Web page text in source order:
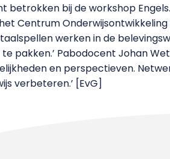
betrokken bij de workshop
Centrum Onderwijsontwikkeling
werken in de
pakken.’ Pabodocent Johan
en perspectieven.
verbeteren.’ [EvG]